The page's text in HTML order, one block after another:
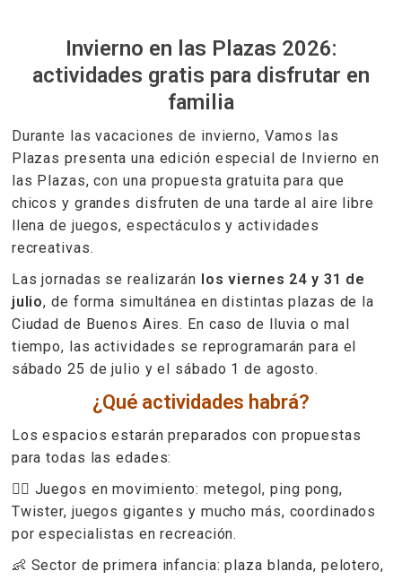
Invierno en las Plazas 2026:
actividades gratis para disfrutar en
familia
Durante las vacaciones de invierno, Vamos las
Plazas presenta una edición especial de Invierno en
las Plazas, con una propuesta gratuita para que
chicos y grandes disfruten de una tarde al aire libre
llena de juegos, espectáculos y actividades
recreativas.
Las jornadas se realizarán los viernes 24 y 31 de
julio, de forma simultánea en distintas plazas de la
Ciudad de Buenos Aires. En caso de lluvia o mal
tiempo, las actividades se reprogramarán para el
sábado 25 de julio y el sábado 1 de agosto.
¿Qué actividades habrá?
Los espacios estarán preparados con propuestas
para todas las edades:
🤸‍♀️ Juegos en movimiento: metegol, ping pong,
Twister, juegos gigantes y mucho más, coordinados
por especialistas en recreación.
👶 Sector de primera infancia: plaza blanda, pelotero,